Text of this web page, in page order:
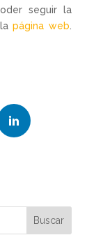
seguir la
lapágina web